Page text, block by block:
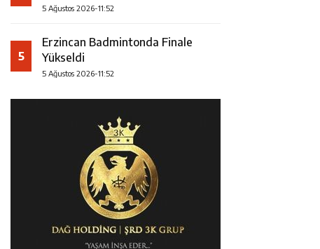
5 Ağustos 2026-11:52
5
Erzincan Badmintonda Finale
Yükseldi
5 Ağustos 2026-11:52